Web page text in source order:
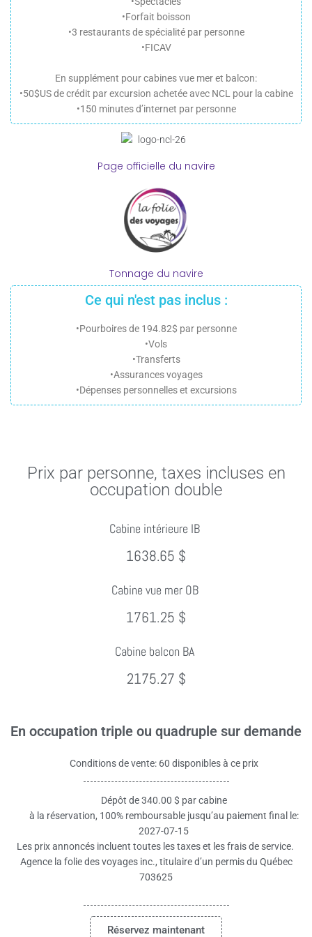
•Forfait boisson
•3 restaurants de spécialité par personne
•FICAV
En supplément pour cabines vue mer et balcon:
•50$US de crédit par excursion achetée avec NCL pour la cabine
•150 minutes d’internet par personne
Page officielle du navire
Tonnage du navire
Ce qui n'est pas inclus :
•Pourboires de 194.82$ par personne
•Vols
•Transferts
•Assurances voyages
•Dépenses personnelles et excursions
Prix par personne, taxes incluses en
occupation double
Cabine intérieure IB
1638.65 $
Cabine vue mer OB
1761.25 $
Cabine balcon BA
2175.27 $
En occupation triple ou quadruple sur demande
Conditions de vente: 60 disponibles à ce prix
Dépôt de 340.00 $ par cabine
à la réservation, 100% remboursable jusqu’au paiement final le:
2027-07-15
Les prix annoncés incluent toutes les taxes et les frais de service.
Agence la folie des voyages inc., titulaire d’un permis du Québec
703625
Réservez maintenant